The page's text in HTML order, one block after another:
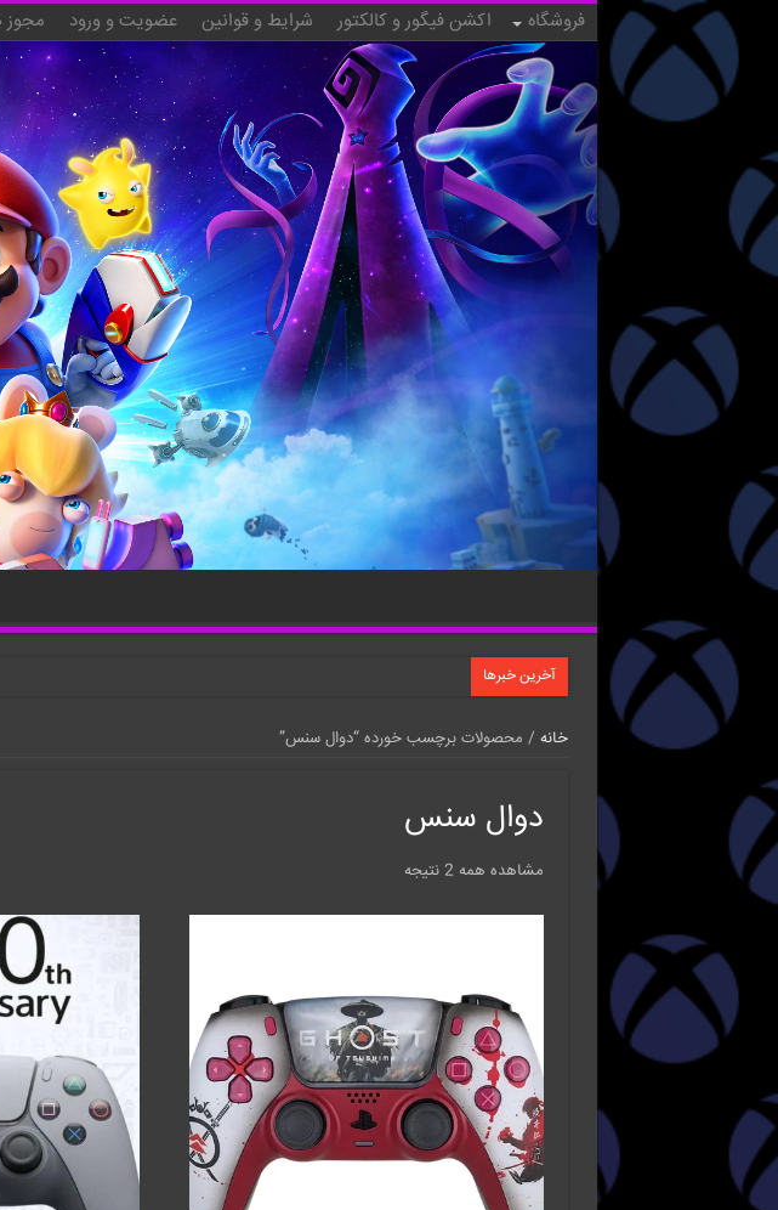
فروشگاه اکشن فیگور و کالکتور شرایط و قوانین عضویت و ورود مجوز
آخرین خبرها
خانه / محصولات برچسب خورده “دوال سنس”
دوال سنس
مشاهده همه 2 نتیجه